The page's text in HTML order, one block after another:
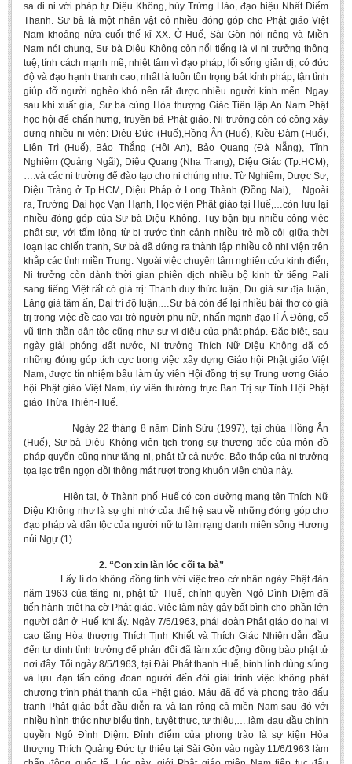
sa di ni với pháp tự Diệu Không, húy Trừng Hảo, đạo hiệu Nhất Điểm
Thanh. Sư bà là một nhân vật có nhiều đóng góp cho Phật giáo Việt
Nam khoảng nửa cuối thế kỉ XX. Ở Huế, Sài Gòn nói riêng và Miền
Nam nói chung, Sư bà Diệu Không còn nổi tiếng là vị ni trưởng thông
tuệ, tính cách mạnh mẽ, nhiệt tâm vì đạo pháp, lối sống giản dị, có đức
độ và đạo hạnh thanh cao, nhất là luôn tôn trọng bát kỉnh pháp, tận tình
giúp đỡ người nghèo khó nên rất được nhiều người kính mến. Ngay
sau khi xuất gia, Sư bà cùng Hòa thượng Giác Tiên lập An Nam Phật
học hội để chấn hưng, truyền bá Phật giáo. Ni trưởng còn có công xây
dựng nhiều ni viện: Diệu Đức (Huế),Hồng Ân (Huế), Kiều Đàm (Huế),
Liên Trì (Huế), Bảo Thắng (Hội An), Bảo Quang (Đà Nẵng), Tĩnh
Nghiêm (Quảng Ngãi), Diệu Quang (Nha Trang), Diệu Giác (Tp.HCM),
….và các ni trường để đào tạo cho ni chúng như: Từ Nghiêm, Dược Sư,
Diệu Tràng ở Tp.HCM, Diệu Pháp ở Long Thành (Đồng Nai),….Ngoài
ra, Trường Đại học Vạn Hạnh, Học viện Phật giáo tại Huế,…còn lưu lại
nhiều đóng góp của Sư bà Diệu Không. Tuy bận bịu nhiều công việc
phật sự, với tấm lòng từ bi trước tình cảnh nhiều trẻ mồ côi giữa thời
loạn lạc chiến tranh, Sư bà đã đứng ra thành lập nhiều cô nhi viện trên
khắp các tỉnh miền Trung. Ngoài việc chuyên tâm nghiên cứu kinh điển,
Ni trưởng còn dành thời gian phiên dịch nhiều bộ kinh từ tiếng Pali
sang tiếng Việt rất có giá trị: Thành duy thức luận, Du già sư địa luận,
Lăng già tâm ấn, Đại trí độ luận,…Sư bà còn để lại nhiều bài thơ có giá
trị trong việc đề cao vai trò người phụ nữ, nhấn mạnh đạo lí Á Đông, cổ
vũ tinh thần dân tộc cũng như sự vi diệu của phật pháp. Đặc biệt, sau
ngày giải phóng đất nước, Ni trưởng Thích Nữ Diệu Không đã có
những đóng góp tích cực trong việc xây dựng Giáo hội Phật giáo Việt
Nam, được tín nhiệm bầu làm ủy viên Hội đồng trị sự Trung ương Giáo
hội Phật giáo Việt Nam, ủy viên thường trực Ban Trị sự Tỉnh Hội Phật
giáo Thừa Thiên-Huế.
Ngày 22 tháng 8 năm Đinh Sửu (1997), tại chùa Hồng Ân
(Huế), Sư bà Diệu Không viên tịch trong sự thương tiếc của môn đồ
pháp quyến cũng như tăng ni, phật tử cả nước. Bảo tháp của ni trưởng
tọa lạc trên ngọn đồi thông mát rượi trong khuôn viên chùa này.
Hiện tại, ở Thành phố Huế có con đường mang tên Thích Nữ
Diệu Không như là sự ghi nhớ của thế hệ sau về những đóng góp cho
đạo pháp và dân tộc của người nữ tu làm rạng danh miền sông Hương
núi Ngự (1)
2. “Con xin lăn lóc cõi ta bà”
Lấy lí do không đồng ‎tình với việc treo cờ nhân ngày Phật đản
năm 1963 của tăng ni, phật tử Huế, chính quyền Ngô Đình Diệm đã
tiến hành triệt hạ cờ Phật giáo. Việc làm này gây bất bình cho phần lớn
người dân ở Huế khi ấy. Ngày 7/5/1963, phái đoàn Phật giáo do hai vị
cao tăng Hòa thượng Thích Tịnh Khiết và Thích Giác Nhiên dẫn đầu
đến tư dinh tỉnh trưởng để phản đối đã làm xúc động đồng bào phật tử
nơi đây. Tối ngày 8/5/1963, tại Đài Phát thanh Huế, binh lính dùng súng
và lựu đạn tấn công đoàn người đến đòi giải trình việc không phát
chương trình phát thanh của Phật giáo. Máu đã đổ và phong trào đấu
tranh Phật giáo bắt đầu diễn ra và lan rộng cả miền Nam sau đó với
nhiều hình thức như biểu tình, tuyệt thực, tự thiêu,….làm đau đầu chính
quyền Ngô Đình Diệm. Đỉnh điểm của phong trào là sự kiện Hòa
thượng Thích Quảng Đức tự thiêu tại Sài Gòn vào ngày 11/6/1963 làm